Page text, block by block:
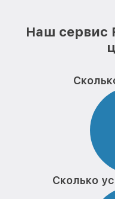
Наш сервис
Сколько